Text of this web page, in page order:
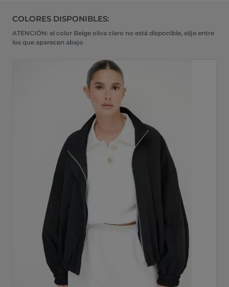
COLORES DISPONIBLES:
ATENCIÓN: el color Beige oliva claro no está disponible, elije entre
los que aparecen abajo